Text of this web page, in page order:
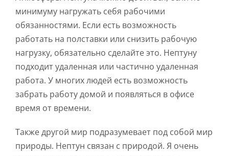
минимуму нагружать себя рабочими
обязанностями. Если есть возможность
работать на полставки или снизить рабочую
нагрузку, обязательно сделайте это. Нептуну
подходит удаленная или частично удаленная
работа. У многих людей есть возможность
забрать работу домой и появляться в офисе
время от времени.
Также другой мир подразумевает под собой мир
природы. Нептун связан с природой. Я очень